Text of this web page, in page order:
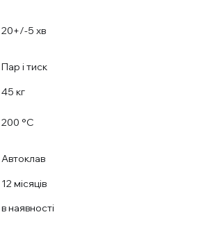
20+/-5 хв
Пар і тиск
45 кг
200 °С
Автоклав
12 місяців
в наявності